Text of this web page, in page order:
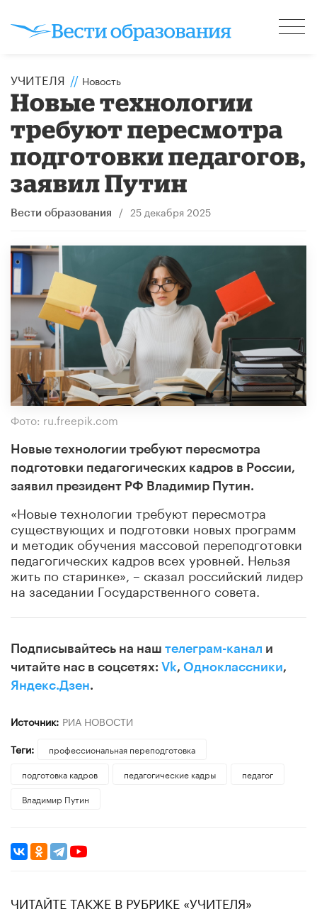
УЧИТЕЛЯ // Новость
Новые технологии
требуют пересмотра
подготовки педагогов,
заявил Путин
Вести образования / 25 декабря 2025
Фото: ru.freepik.com
Новые технологии требуют пересмотра
подготовки педагогических кадров в России,
заявил президент РФ Владимир Путин.
«Новые технологии требуют пересмотра
существующих и подготовки новых программ
и методик обучения массовой переподготовки
педагогических кадров всех уровней. Нельзя
жить по старинке», – сказал российский лидер
на заседании Государственного совета.
Подписывайтесь на наш телеграм-канал и
читайте нас в соцсетях: Vk, Одноклассники,
Яндекс.Дзен.
Источник: РИА НОВОСТИ
Теги:
профессиональная переподготовка
подготовка кадров
педагогические кадры
педагог
Владимир Путин
ЧИТАЙТЕ ТАКЖЕ В РУБРИКЕ «УЧИТЕЛЯ»